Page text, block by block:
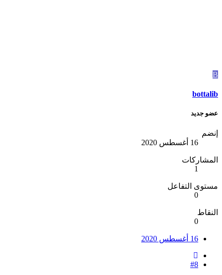
B
bottalib
عضو جديد
إنضم
16 أغسطس 2020
المشاركات
1
مستوى التفاعل
0
النقاط
0
16 أغسطس 2020
#8